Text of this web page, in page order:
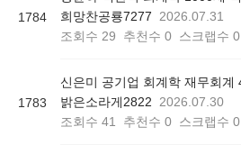
1784
희망찬공룡7277
2026.07.31
조회수 29 추천수 0 스크랩수 0
1783
밝은소라게2822
2026.07.30
조회수 41 추천수 0 스크랩수 0